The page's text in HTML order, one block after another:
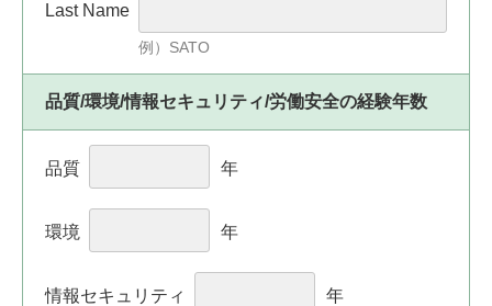
Last Name
例）SATO
品質/環境/情報セキュリティ/労働安全の経験年数
品質 年
環境 年
情報セキュリティ 年